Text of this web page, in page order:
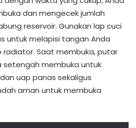
dan mengecek jumlah
reservoir. Gunakan lap cuci
untuk melapisi tangan Anda
Saat membuka, putar
membuka untuk
uap panas sekaligus
aman untuk membuka